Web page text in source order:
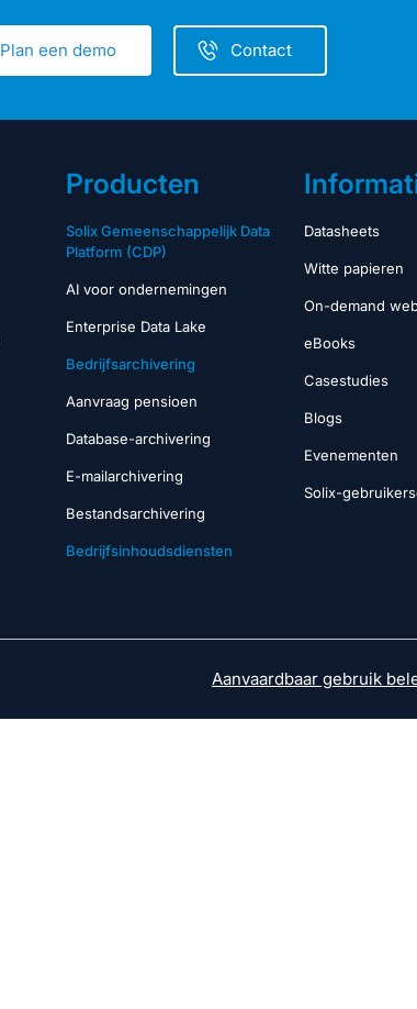
Plan een demo Contact
Producten
Solix Gemeenschappelijk Data
Platform (CDP)
AI voor ondernemingen
Enterprise Data Lake
Bedrijfsarchivering
Aanvraag pensioen
Database-archivering
E-mailarchivering
Bestandsarchivering
Bedrijfsinhoudsdiensten
Datasheets
Witte papieren
On-demand
eBooks
Casestudies
Blogs
Evenementen
Solix-
Aanvaardbaar gebruik